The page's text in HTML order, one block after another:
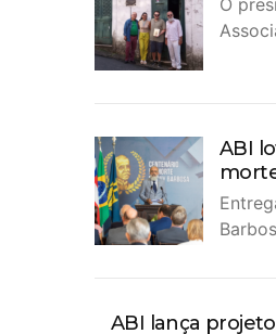
O
ABI
ABI lança